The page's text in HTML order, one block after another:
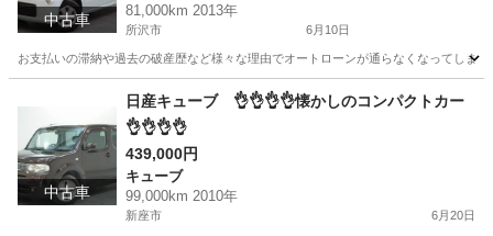
中古車
81,000km 2013年
所沢市 6月10日
お支払いの滞納や過去の破産歴など様々な理由でオートローンが通らなくなってしま
モコ オトロン
中古車
日産キューブ 👌👌👌👌懐かしのコンパクトカー
👌👌👌👌
439,000円
キューブ
99,000km 2010年
新座市 6月20日